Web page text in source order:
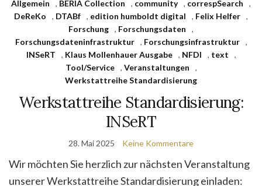
Allgemein , BERIA Collection , community , correspSearch
,
DeReKo
, DTABf , edition humboldt digital , Felix Helfer ,
Forschung , Forschungsdaten
,
Forschungsdateninfrastruktur
, Forschungsinfrastruktur
,
INSeRT
, Klaus Mollenhauer Ausgabe , NFDI , text
,
Tool/Service
, Veranstaltungen
,
Werkstattreihe Standardisierung
Werkstattreihe Standardisierung:
INSeRT
28. Mai 2025 Keine Kommentare
Wir möchten Sie herzlich zur nächsten Veranstaltung
unserer Werkstattreihe Standardisierung einladen: